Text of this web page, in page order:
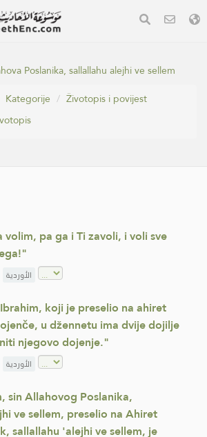
Poslanika, sallallahu alejhi ve sellem
Kategorije
Životopis i povijest
pa ga i Ti zavoli, i voli sve
الأوردية
koji je preselio na ahiret
u džennetu ima dvije dojilje
njegovo dojenje."
الأوردية
sin Allahovog Poslanika,
ve sellem, preselio na Ahiret
sallallahu 'alejhi ve sellem, je